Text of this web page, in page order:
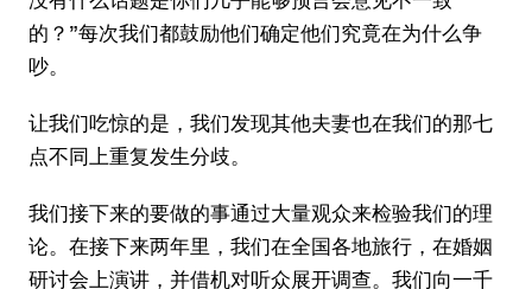
的？”每次我们都鼓励他们确定他们究竟在为什么争
吵。
让我们吃惊的是，我们发现其他夫妻也在我们的那七
点不同上重复发生分歧。
我们接下来的要做的事通过大量观众来检验我们的理
论。在接下来两年里，我们在全国各地旅行，在婚姻
研讨会上演讲，并借机对听众展开调查。我们向一千